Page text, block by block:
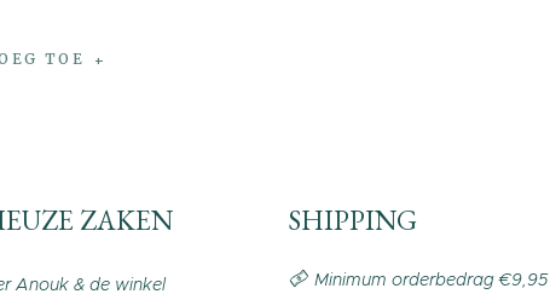
TOE
ZAKEN
Anouk & de winkel
SHIPPING
Minimum orderbedrag €9,95